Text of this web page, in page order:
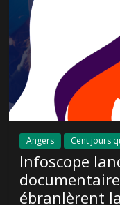
Angers Cent jours
Infoscope
ébranlèrent